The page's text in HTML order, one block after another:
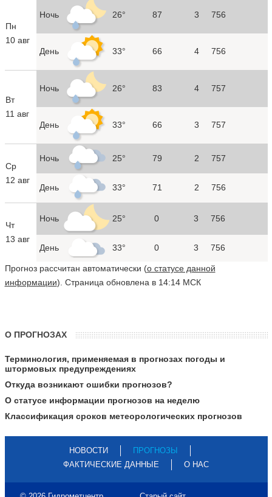
Пн
10 авг
Ночь 26° 87 3 756
День 33° 66 4 756
Вт
11 авг
Ночь 26° 83 4 757
День 33° 66 3 757
Ср
12 авг
Ночь 25° 79 2 757
День 33° 71 2 756
Чт
13 авг
Ночь 25° 0 3 756
День 33° 0 3 756
Прогноз рассчитан автоматически (о статусе данной
информации). Страница обновлена в 14:14 МСК
О ПРОГНОЗАХ
Терминология, применяемая в прогнозах погоды и
штормовых предупреждениях
Откуда возникают ошибки прогнозов?
О статусе информации прогнозов на неделю
Классификация сроков метеорологических прогнозов
НОВОСТИ
ПРОГНОЗЫ
ФАКТИЧЕСКИЕ ДАННЫЕ
О НАС